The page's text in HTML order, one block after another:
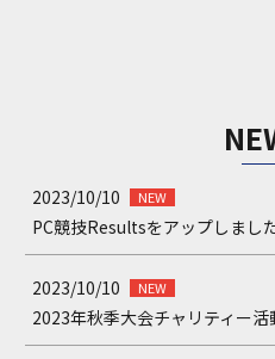
2023/10/10 NEW
PC競技Resultsをアップしました
2023/10/10 NEW
2023年秋季大会チャリティー活